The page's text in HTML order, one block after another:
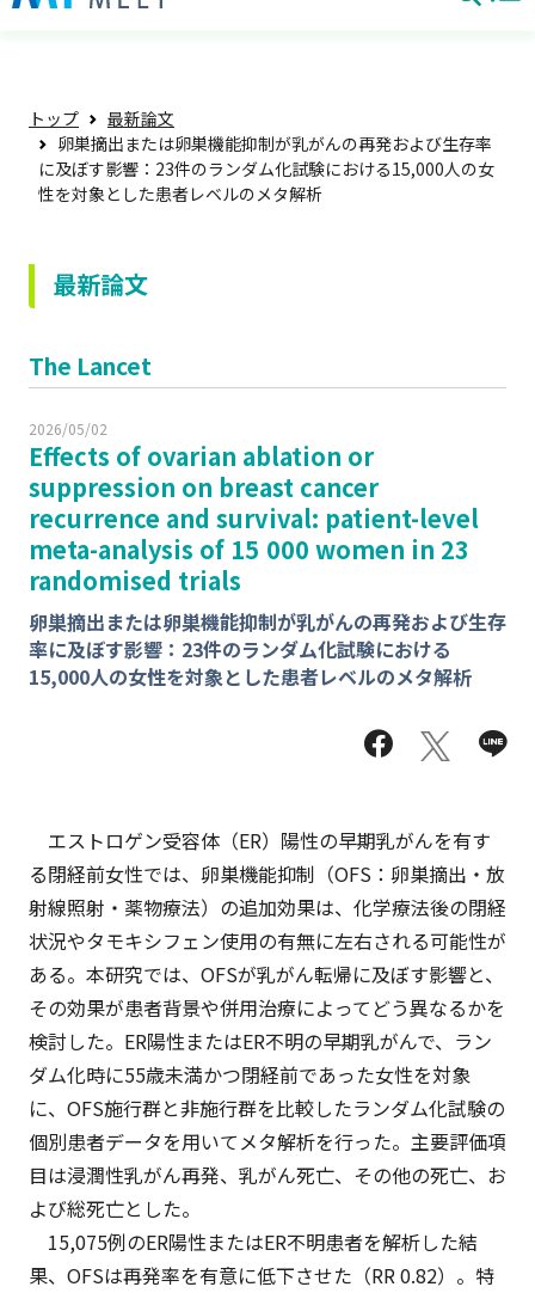
トップ
最新論文
卵巣摘出または卵巣機能抑制が乳がんの再発および生存率
に及ぼす影響：23件のランダム化試験における15,000人の女
性を対象とした患者レベルのメタ解析
最新論文
The Lancet
2026/05/02
Effects of ovarian ablation or
suppression on breast cancer
recurrence and survival: patient-level
meta-analysis of 15 000 women in 23
randomised trials
卵巣摘出または卵巣機能抑制が乳がんの再発および生存
率に及ぼす影響：23件のランダム化試験における
15,000人の女性を対象とした患者レベルのメタ解析
エストロゲン受容体（ER）陽性の早期乳がんを有す
る閉経前女性では、卵巣機能抑制（OFS：卵巣摘出・放
射線照射・薬物療法）の追加効果は、化学療法後の閉経
状況やタモキシフェン使用の有無に左右される可能性が
ある。本研究では、OFSが乳がん転帰に及ぼす影響と、
その効果が患者背景や併用治療によってどう異なるかを
検討した。ER陽性またはER不明の早期乳がんで、ラン
ダム化時に55歳未満かつ閉経前であった女性を対象
に、OFS施行群と非施行群を比較したランダム化試験の
個別患者データを用いてメタ解析を行った。主要評価項
目は浸潤性乳がん再発、乳がん死亡、その他の死亡、お
よび総死亡とした。
15,075例のER陽性またはER不明患者を解析した結
果、OFSは再発率を有意に低下させた（RR 0.82）。特